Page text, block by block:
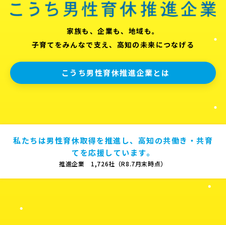
家族も、企業も、地域も。
子育てをみんなで支え、高知の未来につなげる
こうち男性育休推進企業とは
私たちは男性育休取得を推進し、高知の共働き・共育
てを応援しています。
推進企業 1,726社（R8.7月末時点）